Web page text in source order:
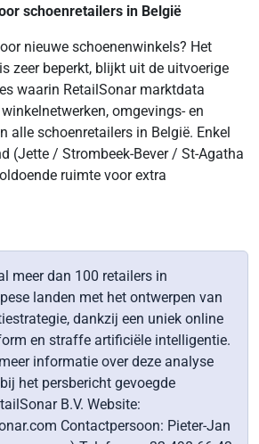
schoenretailers in België
nieuwe schoenenwinkels? Het
zeer beperkt, blijkt uit de uitvoerige
waarin RetailSonar marktdata
omgevings- en
alle schoenretailers in België. Enkel
(Jette / Strombeek-Bever / St-Agatha
ruimte voor extra
meer dan 100 retailers in
landen met het ontwerpen van
dankzij een uniek online
en straffe artificiële intelligentie.
informatie over deze analyse
het persbericht gevoegde
B.V. Website:
Contactpersoon: Pieter-Jan